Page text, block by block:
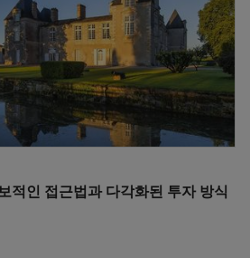
적인 접근법과 다각화된 투자 방식